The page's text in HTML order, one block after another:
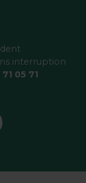
interruption
05 71